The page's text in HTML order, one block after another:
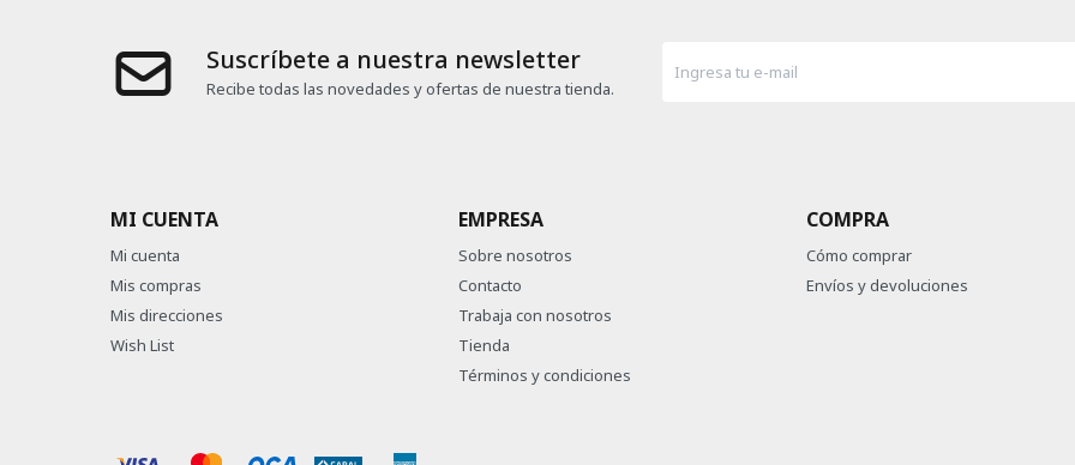
Suscríbete a nuestra newsletter
Recibe todas las novedades y ofertas de nuestra tienda.
MI CUENTA
Mi cuenta
Mis compras
Mis direcciones
Wish List
EMPRESA
Sobre nosotros
Contacto
Trabaja con nosotros
Tienda
Términos y condiciones
COMPRA
Cómo comprar
Envíos y devoluciones